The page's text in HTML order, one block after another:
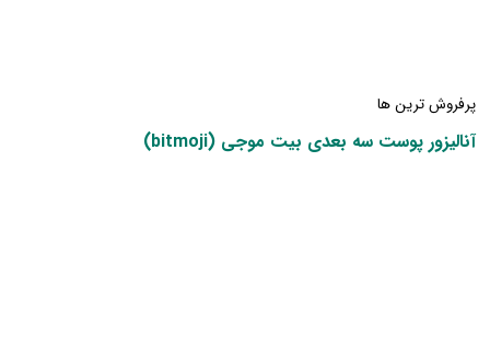
پرفروش ترین ها
آنالیزور پوست سه بعدی بیت موجی (bitmoji)